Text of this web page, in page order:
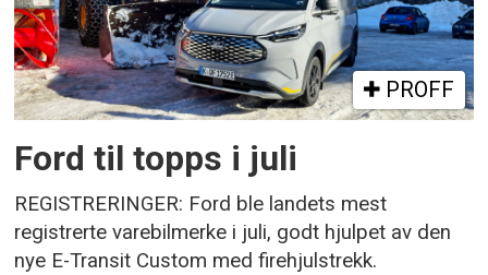
PROFF
Ford til topps i juli
REGISTRERINGER: Ford ble landets mest
registrerte varebilmerke i juli, godt hjulpet av den
nye E-Transit Custom med firehjulstrekk.